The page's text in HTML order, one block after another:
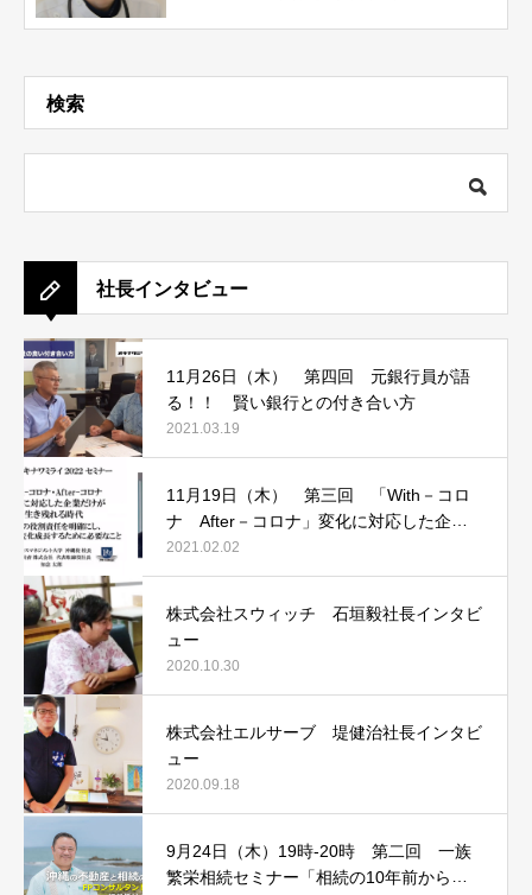
検索
社長インタビュー
11月26日（木） 第四回 元銀行員が語
る！！ 賢い銀行との付き合い方
2021.03.19
11月19日（木） 第三回 「With－コロ
ナ After－コロナ」変化に対応した企業
だけが生き残れる時代
2021.02.02
株式会社スウィッチ 石垣毅社長インタビ
ュー
2020.10.30
株式会社エルサーブ 堤健治社長インタビ
ュー
2020.09.18
9月24日（木）19時‐20時 第二回 一族
繁栄相続セミナー「相続の10年前からや